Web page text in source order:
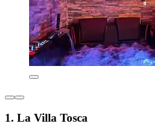
1. La Villa Tosca